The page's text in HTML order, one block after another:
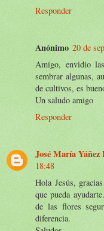
Responder
Anónimo 20 de
Amigo, envidio
sembrar algunas,
de cultivos, es
Un saludo amigo
Responder
José María Yáñez
18:48
Hola Jesús,
que pueda
de las flores
diferencia.